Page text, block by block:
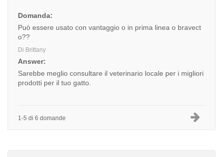
Domanda:
Può essere usato con vantaggio o in prima linea o bravect
o??
Di Brittany
Answer:
Sarebbe meglio consultare il veterinario locale per i migliori
prodotti per il tuo gatto.
1-5 di 6 domande